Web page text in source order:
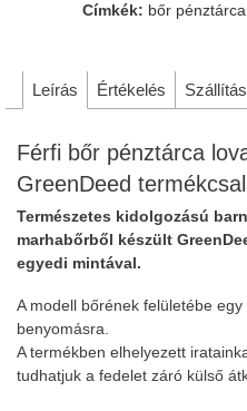
Címkék: bőr pénztárca
Leírás Értékelés Szállítás
Férfi bőr pénztárca
GreenDeed
Természetes kidolgozású
marhabőrből készült
egyedi mintával.
A modell bőrének felületébe
benyomásra.
A termékben elhelyezett
tudhatjuk a fedelet záró külső